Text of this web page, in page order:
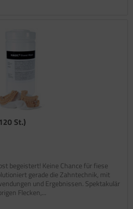
St.)
begeistert! Keine Chance für fiese
gerade die Zahntechnik, mit
und Ergebnissen. Spektakulär
Flecken,...